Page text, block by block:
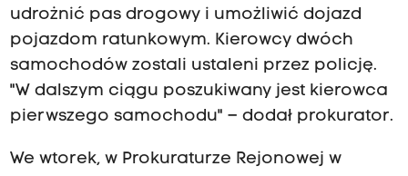
udrożnić pas drogowy i umożliwić dojazd
pojazdom ratunkowym. Kierowcy dwóch
samochodów zostali ustaleni przez policję.
"W dalszym ciągu poszukiwany jest kierowca
pierwszego samochodu" – dodał prokurator.
We wtorek, w Prokuraturze Rejonowej w